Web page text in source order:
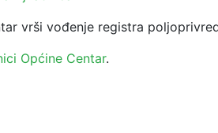
vrši vođenje registra
Općine Centar.